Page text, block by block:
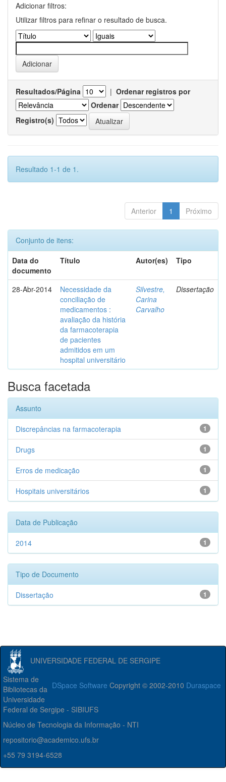
Adicionar filtros:
Utilizar filtros para refinar o resultado de busca.
Resultados/Página | Ordenar registros por
Ordenar
Registro(s)
Resultado 1-1 de 1.
Anterior 1 Próximo
Conjunto de itens:
Data do
documento
Título Autor(es) Tipo
28-Abr-2014
Necessidade da
conciliação de
medicamentos :
avaliação da história
da farmacoterapia
de pacientes
admitidos em um
hospital universitário
Silvestre,
Carina
Carvalho
Dissertação
Busca facetada
Assunto
1
Discrepâncias na farmacoterapia
1
Drugs
1
Erros de medicação
1
Hospitais universitários
Data de Publicação
1
2014
Tipo de Documento
1
Dissertação
UNIVERSIDADE FEDERAL DE SERGIPE
DSpace Software Copyright © 2002-2010 Duraspace
Sistema de
Bibliotecas da
Universidade
Federal de Sergipe - SIBIUFS
Núcleo de Tecnologia da Informação - NTI
repositorio@academico.ufs.br
+55 79 3194-6528